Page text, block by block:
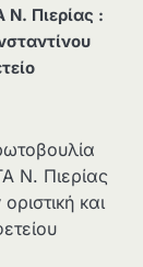
Πιερίας :
Ν. Πιερίας
και